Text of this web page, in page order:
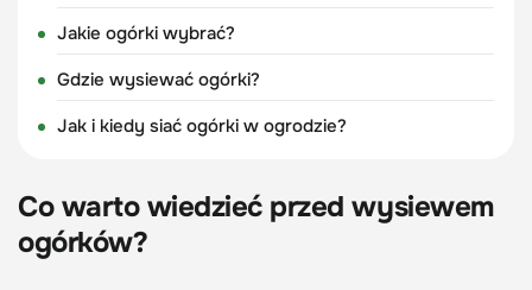
Jakie ogórki wybrać?
Gdzie wysiewać ogórki?
Jak i kiedy siać ogórki w ogrodzie?
Co warto wiedzieć przed wysiewem
ogórków?